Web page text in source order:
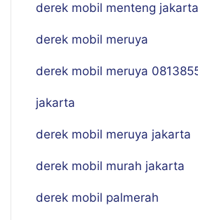
derek mobil menteng jakarta
derek mobil meruya
derek mobil meruya
jakarta
derek mobil meruya jakarta
derek mobil murah jakarta
derek mobil palmerah